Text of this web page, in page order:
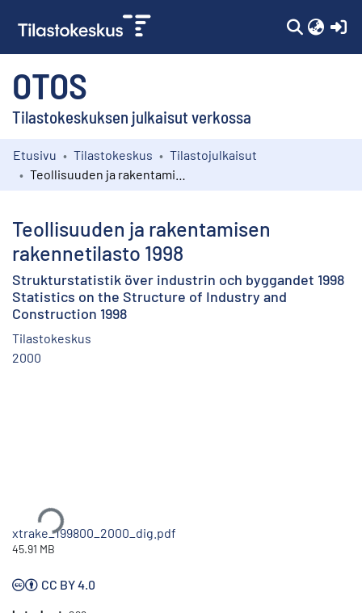
OTOS
Tilastokeskuksen julkaisut verkossa
Kokoelmat
Etusivu Tilastokeskus
Tilastojulkaisut
Teollisuuden ja rakentamisen
rakennetilasto 1998
Strukturstatistik över industrin och byggandet 1998
Statistics on the Structure of Industry and
Construction 1998
Tilastokeskus
2000
xtrake_199800_2000_dig.pdf
45.91 MB
CC BY 4.0